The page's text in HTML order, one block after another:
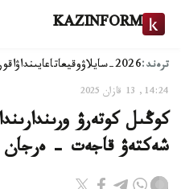
KAZINFORM
ترەند:2026-سايلاۋ وقيعاتاعايىنداۋ
14:24, 13 قازان 2025
كوڭىل كوتەرۋ
شەكتەۋ قاجەت - ەرجان